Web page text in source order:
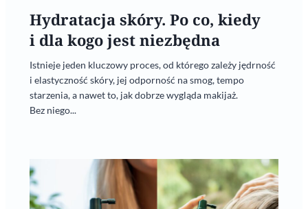
Hydratacja skóry. Po co, kiedy
i dla kogo jest niezbędna
Istnieje jeden kluczowy proces, od którego zależy jędrność
i elastyczność skóry, jej odporność na smog, tempo
starzenia, a nawet to, jak dobrze wygląda makijaż.
Bez niego...